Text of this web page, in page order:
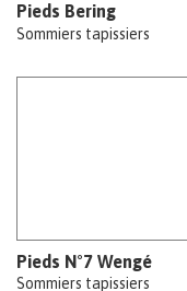
Pieds Bering
Sommiers tapissiers
Pieds N°7 Wengé
Sommiers tapissiers